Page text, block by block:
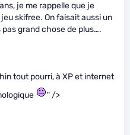
je me rappelle que je
skifree. On faisait aussi un
grand chose de plus….
tout pourri, à XP et internet
" />